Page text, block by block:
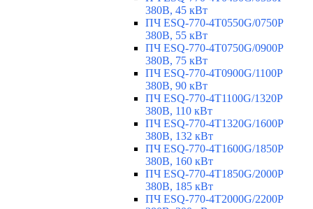
380В, 45 кВт
ПЧ ESQ-770-4T0550G/0750P
380В, 55 кВт
ПЧ ESQ-770-4T0750G/0900P
380В, 75 кВт
ПЧ ESQ-770-4T0900G/1100P
380В, 90 кВт
ПЧ ESQ-770-4T1100G/1320P
380В, 110 кВт
ПЧ ESQ-770-4T1320G/1600P
380В, 132 кВт
ПЧ ESQ-770-4T1600G/1850P
380В, 160 кВт
ПЧ ESQ-770-4T1850G/2000P
380В, 185 кВт
ПЧ ESQ-770-4T2000G/2200P